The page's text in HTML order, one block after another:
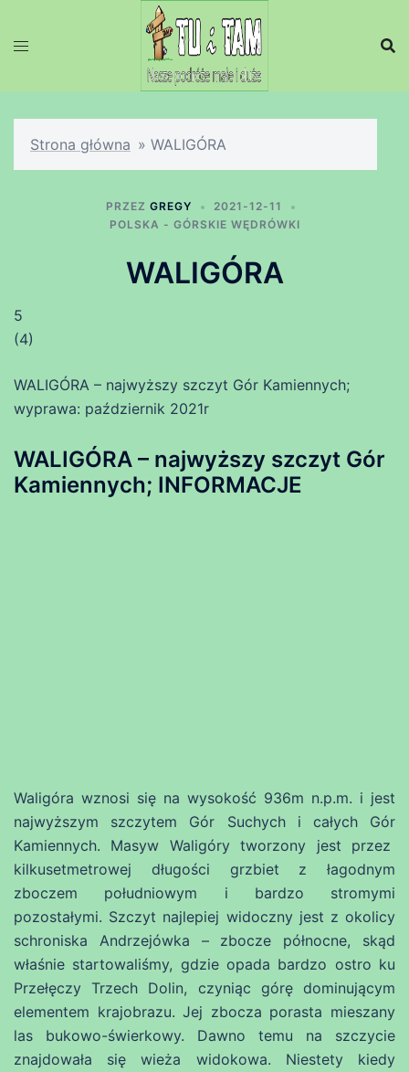
Strona główna » WALIGÓRA
PRZEZ GREGY
2021-12-11
POLSKA - GÓRSKIE WĘDRÓWKI
WALIGÓRA
5
(4)
WALIGÓRA – najwyższy szczyt Gór Kamiennych;
wyprawa: październik 2021r
WALIGÓRA – najwyższy szczyt Gór
Kamiennych; INFORMACJE
Waligóra wznosi się na wysokość 936m n.p.m. i jest
najwyższym szczytem Gór Suchych i całych Gór
Kamiennych. Masyw Waligóry tworzony jest przez
kilkusetmetrowej długości grzbiet z łagodnym
zboczem południowym i bardzo stromymi
pozostałymi. Szczyt najlepiej widoczny jest z okolicy
schroniska Andrzejówka – zbocze północne, skąd
właśnie startowaliśmy, gdzie opada bardzo ostro ku
Przełęczy Trzech Dolin, czyniąc górę dominującym
elementem krajobrazu. Jej zbocza porasta mieszany
las bukowo-świerkowy. Dawno temu na szczycie
znajdowała się wieża widokowa. Niestety kiedy